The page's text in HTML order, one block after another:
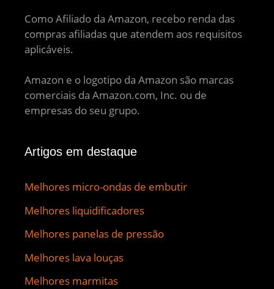
Como Afiliado da Amazon, recebo renda das
compras afiliadas que atendem aos requisitos
aplicáveis.
Amazon e o logotipo da Amazon são marcas
comerciais da Amazon.com, Inc. ou de
empresas do seu grupo.
Artigos em destaque
Melhores micro-ondas de embutir
Melhores liquidificadores
Melhores panelas de pressão
Melhores lava louças
Melhores marmitas